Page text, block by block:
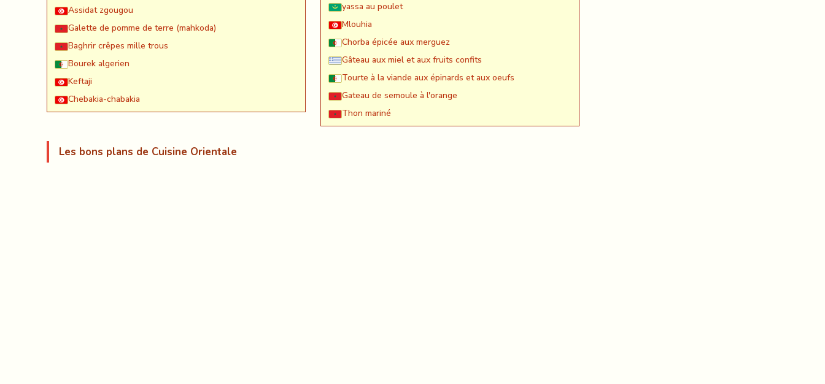
Assidat zgougou
Galette de pomme de terre (mahkoda)
Baghrir crêpes mille trous
Bourek algerien
Keftaji
Chebakia-chabakia
yassa au poulet
Mlouhia
Chorba épicée aux merguez
Gâteau aux miel et aux fruits confits
Tourte à la viande aux épinards et aux oeufs
Gateau de semoule à l'orange
Thon mariné
Les bons plans de Cuisine Orientale